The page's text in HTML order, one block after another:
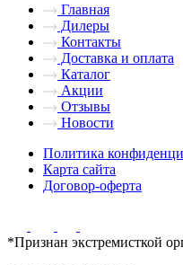
Главная
Дилеры
Контакты
Доставка и оплата
Каталог
Акции
Отзывы
Новости
Политика
Карта сайта
Договор-оферта
*Признан экстремисткой